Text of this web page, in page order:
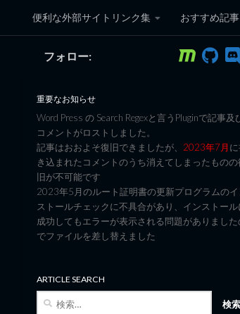
コンテンツへスキップ
便利な外部サイトリンク集 おすすめ記事
黒翼猫のコン
フォロー:
重要なお知らせ
Word Press の Search Regexと言うPluginで記事及
コメントがロストしました。
記事はおおよそ復旧できましたが、 2023年7月
き込まれたコメントのうち消えてしまったものの
旧が不可能です
2023年5月のルート証明書の更新プログラムのイ
ストールチェックに不具合があり、インストール
成功してもエラーが表示される問題がありました
でファイルを差し替えました
ARTICLE SEARCH